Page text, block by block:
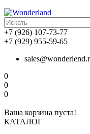
+7 (926) 107-73-77
+7 (929) 955-59-65
0
0
0
Ваша корзина пуста!
КАТАЛОГ